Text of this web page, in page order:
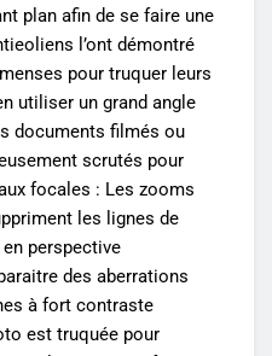
plan afin de se faire une
l’ont démontré
pour truquer leurs
utiliser un grand angle
documents filmés ou
scrutés pour
focales : Les zooms
les lignes de
perspective
des aberrations
à fort contraste
est truquée pour